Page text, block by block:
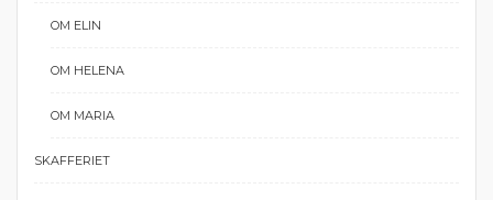
OM ELIN
OM HELENA
OM MARIA
SKAFFERIET